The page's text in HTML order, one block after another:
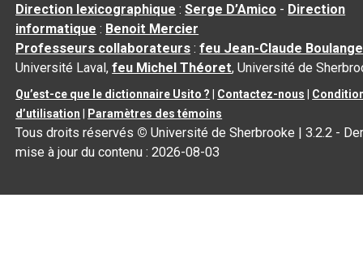
Direction lexicographique :Serge D’Amico - Direction
informatique : Benoit Mercier
Professeurs collaborateurs :feu Jean-Claude
Université Laval,feu Michel Théoret, Université de
Qu’est-ce que le dictionnaire Usito ? Contactez-nous
d’utilisation
Paramètres des témoins
Tous droits réservés © Université de Sherbrooke |3.2.2 -
mise à jour du contenu :2026-08-03